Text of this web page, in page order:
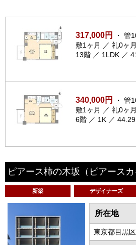
317,000円
・ 管
敷1ヶ月 ／ 礼0ヶ月
13階 ／ 1LDK ／
340,000円
・ 管
敷1ヶ月 ／ 礼0ヶ月
6階 ／ 1K ／ 44.29
ピアース柿の木坂 （ピアース
新築 デザイナーズ
所在地
東京都目黒